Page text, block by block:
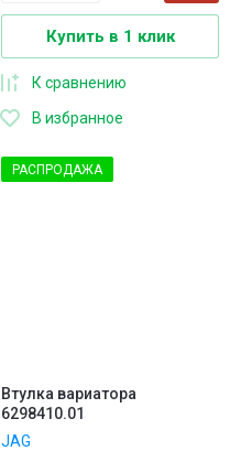
Купить в 1 клик
К сравнению
В избранное
РАСПРОДАЖА
Втулка вариатора
6298410.01
JAG